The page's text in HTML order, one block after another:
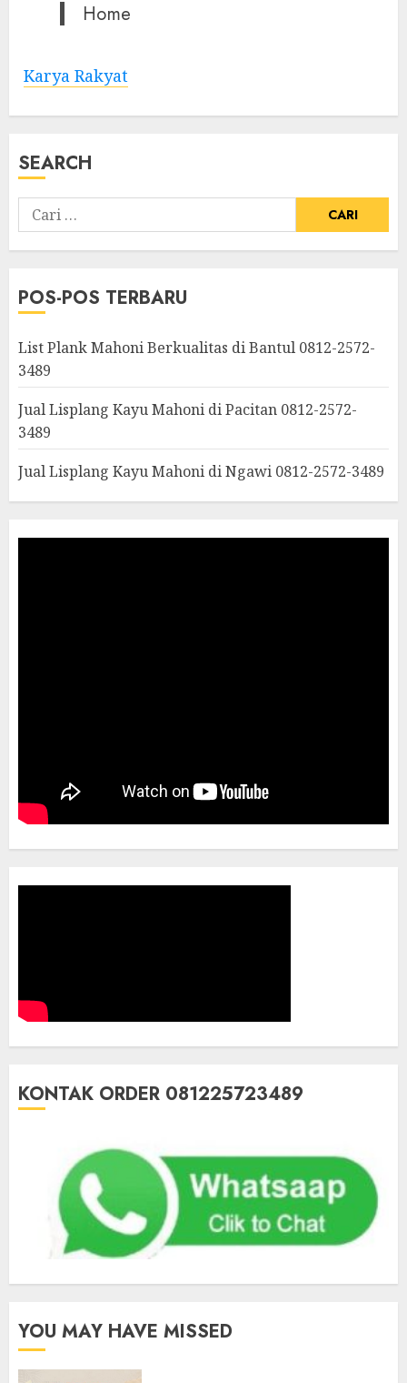
Home
Karya Rakyat
SEARCH
POS-POS TERBARU
List Plank Mahoni Berkualitas di Bantul 0812-2572-
3489
Jual Lisplang Kayu Mahoni di Pacitan 0812-2572-
3489
Jual Lisplang Kayu Mahoni di Ngawi 0812-2572-3489
KONTAK ORDER 081225723489
YOU MAY HAVE MISSED